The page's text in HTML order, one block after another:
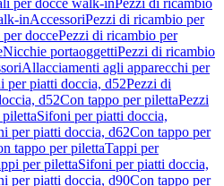
per docce walk-inPezzi di ricambio
inAccessoriPezzi di ricambio per
doccePezzi di ricambio per
Nicchie portaoggettiPezzi di ricambio
Allacciamenti agli apparecchi per
per piatti doccia, d52Pezzi di
d52Con tappo per pilettaPezzi
Sifoni per piatti doccia,
per piatti doccia, d62Con tappo per
tappo per pilettaTappi per
per pilettaSifoni per piatti doccia,
per piatti doccia, d90Con tappo per